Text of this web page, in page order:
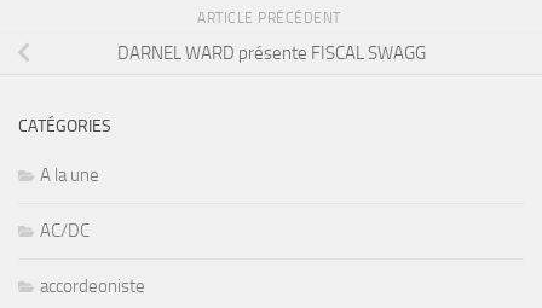
ARTICLE PRÉCÉDENT
DARNEL WARD présente FISCAL SWAGG
CATÉGORIES
A la une
AC/DC
accordeoniste